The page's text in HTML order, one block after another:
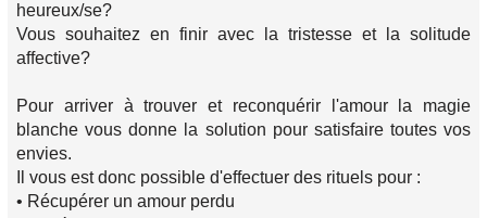
heureux/se?
Vous souhaitez en finir avec la tristesse et la solitude
affective?
Pour arriver à trouver et reconquérir l'amour la magie
blanche vous donne la solution pour satisfaire toutes vos
envies.
Il vous est donc possible d'effectuer des rituels pour :
• Récupérer un amour perdu